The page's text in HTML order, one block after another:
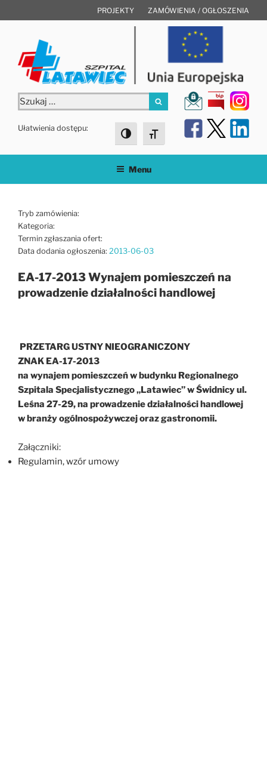
do
PROJEKTY ZAMÓWIENIA / OGŁOSZENIA
Szukaj:
Szukaj
Ułatwienia dostępu:
Toggle High Contrast
Toggle Font size
Menu
Tryb zamówienia:
Kategoria:
Termin zgłaszania ofert:
Data dodania ogłoszenia: 2013-06-03
EA-17-2013 Wynajem pomieszczeń na
prowadzenie działalności handlowej
PRZETARG USTNY NIEOGRANICZONY
ZNAK EA-17-2013
na wynajem pomieszczeń w budynku Regionalnego
Szpitala Specjalistycznego „Latawiec” w Świdnicy ul.
Leśna 27-29, na prowadzenie działalności handlowej
w branży ogólnospożywczej oraz gastronomii.
Załączniki:
Regulamin, wzór umowy